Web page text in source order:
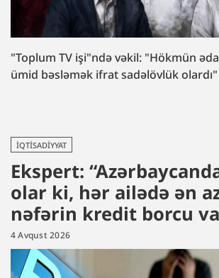
"Toplum TV işi"ndə vəkil: "Hökmün
ümid bəsləmək ifrat sadəlövlük olardı"
İQTISADIYYAT
Ekspert:
olar ki, hər ailədə ən
nəfərin kredit borcu
4 Avqust 2026